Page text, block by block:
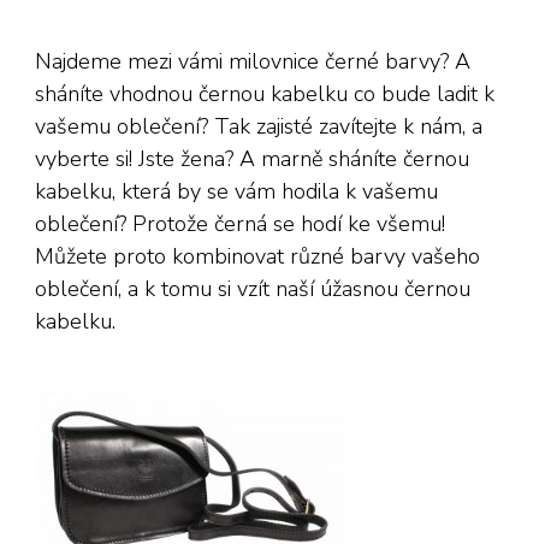
Najdeme mezi vámi milovnice černé barvy? A
sháníte vhodnou černou kabelku co bude ladit k
vašemu oblečení? Tak zajisté zavítejte k nám, a
vyberte si! Jste žena? A marně sháníte černou
kabelku, která by se vám hodila k vašemu
oblečení? Protože černá se hodí ke všemu!
Můžete proto kombinovat různé barvy vašeho
oblečení, a k tomu si vzít naší úžasnou černou
kabelku.